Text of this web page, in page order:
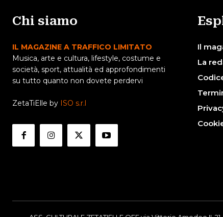
Chi siamo
IL MAGAZINE A TRAFFICO LIMITATO
Musica, arte e cultura, lifestyle, costume e
società, sport, attualità ed approfondimenti
su tutto quanto non dovete perdervi
ZetaTiElle by ISO s.r.l
Il
La